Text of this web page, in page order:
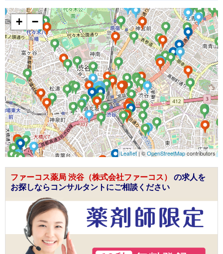
+ −
Leaflet| ©OpenStreetMapcontributors
ファーコス薬局 渋谷（株式会社ファーコス） の求人を
お探しならコンサルタントにご相談ください